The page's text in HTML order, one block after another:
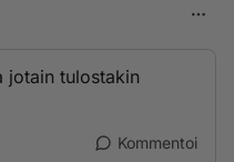
jotain tulostakin
Kommentoi